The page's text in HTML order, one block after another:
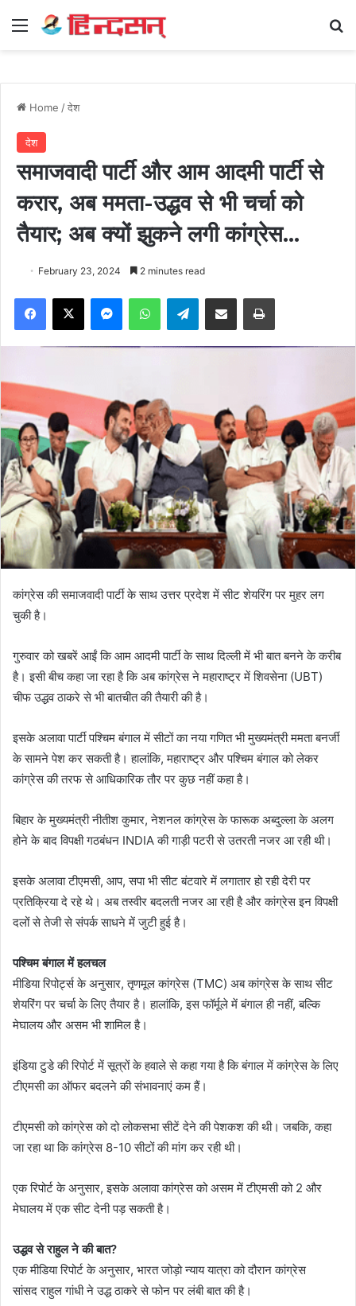
Menu
Home /देश
देश
समाजवादी पार्टी और आम आदमी पार्टी से
करार, अब ममता-उद्धव से भी चर्चा को
तैयार; अब क्यों झुकने लगी कांग्रेस…
February 23, 2024 2 minutes read
Facebook
X MessengerWhatsAppTelegramShare via Email Print
कांग्रेस की समाजवादी पार्टी के साथ उत्तर प्रदेश में सीट शेयरिंग पर मुहर लग
चुकी है।
गुरुवार को खबरें आईं कि आम आदमी पार्टी के साथ दिल्ली में भी बात बनने के करीब
है। इसी बीच कहा जा रहा है कि अब कांग्रेस ने महाराष्ट्र में शिवसेना (UBT)
चीफ उद्धव ठाकरे से भी बातचीत की तैयारी की है।
इसके अलावा पार्टी पश्चिम बंगाल में सीटों का नया गणित भी मुख्यमंत्री ममता बनर्जी
के सामने पेश कर सकती है। हालांकि, महाराष्ट्र और पश्चिम बंगाल को लेकर
कांग्रेस की तरफ से आधिकारिक तौर पर कुछ नहीं कहा है।
बिहार के मुख्यमंत्री नीतीश कुमार, नेशनल कांग्रेस के फारूक अब्दुल्ला के अलग
होने के बाद विपक्षी गठबंधन INDIA की गाड़ी पटरी से उतरती नजर आ रही थी।
इसके अलावा टीएमसी, आप, सपा भी सीट बंटवारे में लगातार हो रही देरी पर
प्रतिक्रिया दे रहे थे। अब तस्वीर बदलती नजर आ रही है और कांग्रेस इन विपक्षी
दलों से तेजी से संपर्क साधने में जुटी हुई है।
पश्चिम बंगाल में हलचल
मीडिया रिपोर्ट्स के अनुसार, तृणमूल कांग्रेस (TMC) अब कांग्रेस के साथ सीट
शेयरिंग पर चर्चा के लिए तैयार है। हालांकि, इस फॉर्मूले में बंगाल ही नहीं, बल्कि
मेघालय और असम भी शामिल है।
इंडिया टुडे की रिपोर्ट में सूत्रों के हवाले से कहा गया है कि बंगाल में कांग्रेस के लिए
टीएमसी का ऑफर बदलने की संभावनाएं कम हैं।
टीएमसी को कांग्रेस को दो लोकसभा सीटें देने की पेशकश की थी। जबकि, कहा
जा रहा था कि कांग्रेस 8-10 सीटों की मांग कर रही थी।
एक रिपोर्ट के अनुसार, इसके अलावा कांग्रेस को असम में टीएमसी को 2 और
मेघालय में एक सीट देनी पड़ सकती है।
उद्धव से राहुल ने की बात?
एक मीडिया रिपोर्ट के अनुसार, भारत जोड़ो न्याय यात्रा को दौरान कांग्रेस
सांसद राहुल गांधी ने उद्ध ठाकरे से फोन पर लंबी बात की है।